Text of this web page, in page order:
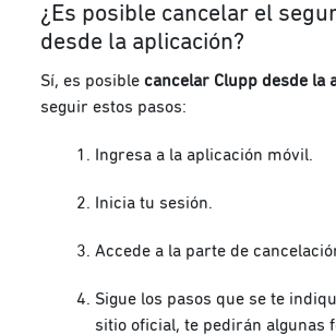
¿Es posible cancelar el
desde la aplicación?
Sí, es posiblecancelar Clupp desde la
seguir estos pasos:
Ingresa a la aplicación móvil.
Inicia tu sesión.
Accede a la parte de
Sigue los pasos que se te
sitio oficial, te pedirán algunas